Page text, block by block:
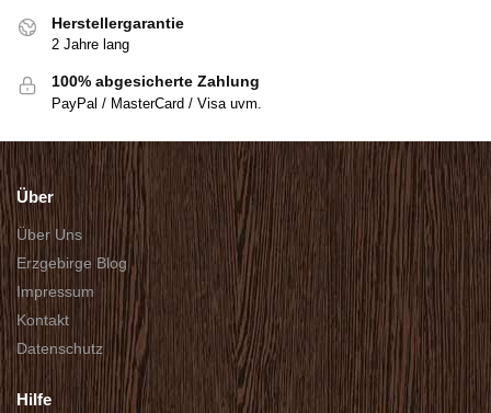
Herstellergarantie
2 Jahre lang
100% abgesicherte Zahlung
PayPal / MasterCard / Visa uvm.
Über
Über Uns
Erzgebirge Blog
Impressum
Kontakt
Datenschutz
Hilfe